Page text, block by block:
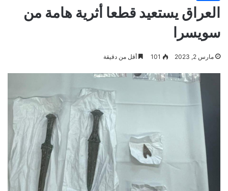
العراق يستعيد قطعا أثرية هامة من
سويسرا
مارس 2, 2023 101 أقل من دقيقة